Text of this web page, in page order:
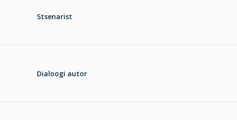
Stsenarist
Dialoogi autor